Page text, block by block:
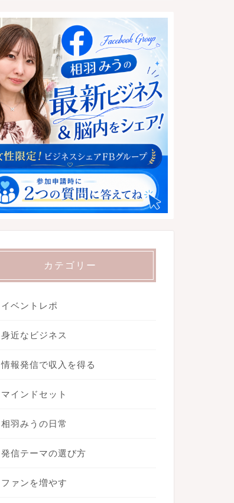
カテゴリー
イベントレポ
身近なビジネス
情報発信で収入を得る
マインドセット
相羽みうの日常
発信テーマの選び方
ファンを増やす